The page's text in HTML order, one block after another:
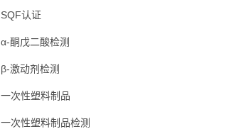
SQF认证
α-酮戊二酸检测
β-激动剂检测
一次性塑料制品
一次性塑料制品检测